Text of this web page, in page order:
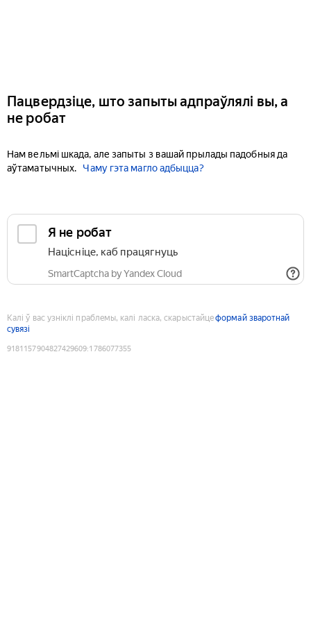
Пацвердзіце, што запыты адпраўлялі вы, а
не робат
Нам вельмі шкада, але запыты з вашай прылады падобныя да
аўтаматычных.
Чаму гэта магло адбыцца?
Я не робат
Націсніце, каб працягнуць
SmartCaptcha by Yandex Cloud
Калі ў вас узніклі праблемы, калі ласка, скарыстайцеформай зваротнай
сувязі
9181157904827429609:1786077355